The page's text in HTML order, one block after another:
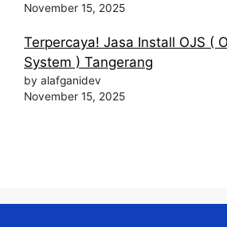
November 15, 2025
Terpercaya! Jasa Install OJS (
System ) Tangerang
by alafganidev
November 15, 2025